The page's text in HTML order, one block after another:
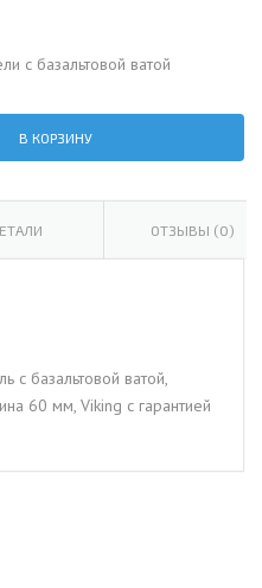
с базальтовой ватой
В КОРЗИНУ
ОТЗЫВЫ (0)
с базальтовой ватой,
60 мм, Viking с гарантией